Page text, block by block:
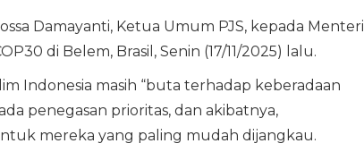
Damayanti, Ketua Umum PJS, kepada Menteri
di Belem, Brasil, Senin (17/11/2025) lalu.
Indonesia masih “buta terhadap keberadaan
penegasan prioritas, dan akibatnya,
mereka yang paling mudah dijangkau.